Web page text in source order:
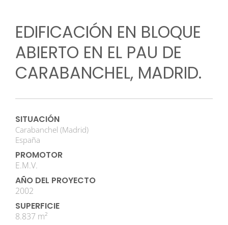
EDIFICACIÓN EN BLOQUE
ABIERTO EN EL PAU DE
CARABANCHEL, MADRID.
SITUACIÓN
Carabanchel (Madrid)
España
PROMOTOR
E.M.V.
AÑO DEL PROYECTO
2002
SUPERFICIE
8.837 m²